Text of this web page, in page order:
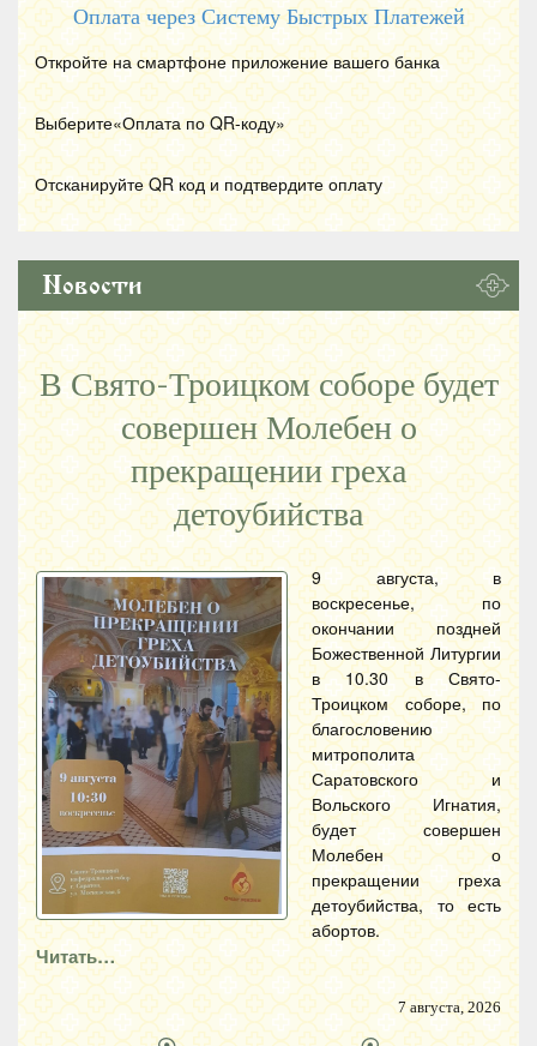
Оплата через Систему Быстрых Платежей
Откройте на смартфоне приложение вашего банка
Выберите«Оплата по QR-коду»
Отсканируйте QR код и подтвердите оплату
Новости
В Свято-Троицком соборе будет
совершен Молебен о
прекращении греха
детоубийства
9 августа, в
воскресенье, по
окончании поздней
Божественной Литургии
в 10.30 в Свято-
Троицком соборе, по
благословению
митрополита
Саратовского и
Вольского Игнатия,
будет совершен
Молебен о
прекращении греха
детоубийства, то есть
абортов.
Читать…
7 августа, 2026